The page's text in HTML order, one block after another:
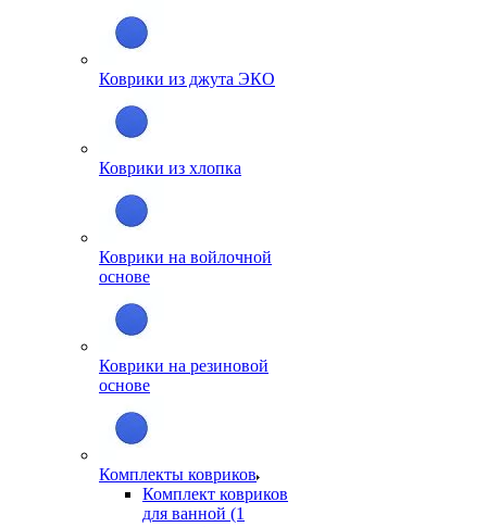
Коврики из джута ЭКО
Коврики из хлопка
Коврики на войлочной
основе
Коврики на резиновой
основе
Комплекты ковриков
Комплект ковриков
для ванной (1